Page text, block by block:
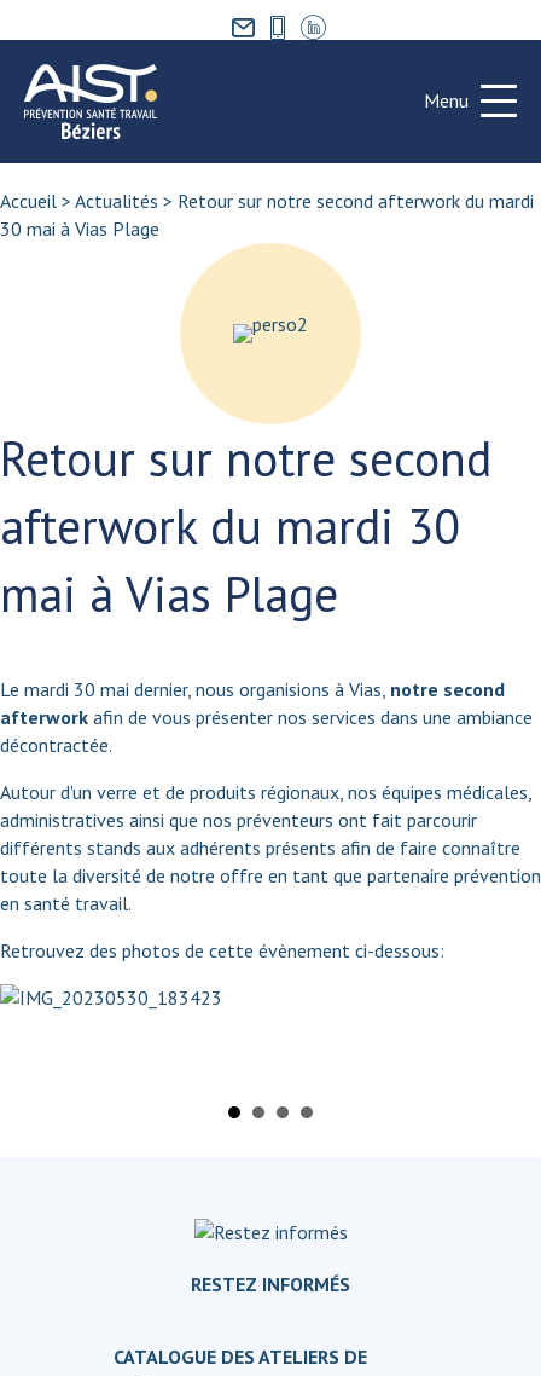
Menu
Accueil > Actualités > Retour sur notre second afterwork du mardi
30 mai à Vias Plage
Retour sur notre second
afterwork du mardi 30
mai à Vias Plage
Le mardi 30 mai dernier, nous organisions à Vias, notre second
afterwork afin de vous présenter nos services dans une ambiance
décontractée.
Autour d'un verre et de produits régionaux, nos équipes médicales,
administratives ainsi que nos préventeurs ont fait parcourir
différents stands aux adhérents présents afin de faire connaître
toute la diversité de notre offre en tant que partenaire prévention
en santé travail.
Retrouvez des photos de cette évènement ci-dessous:
RESTEZ INFORMÉS
CATALOGUE DES ATELIERS DE